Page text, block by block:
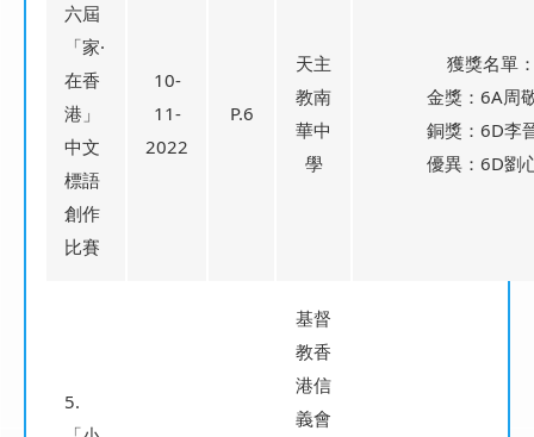
六屆
「家·
在香
港」
中文
標語
創作
比賽
10-
11-
2022
P.6
天主
教南
華中
學
獲獎名單
金獎：6A周
銅獎：6D李
優異：6D劉
5.
基督
教香
港信
義會